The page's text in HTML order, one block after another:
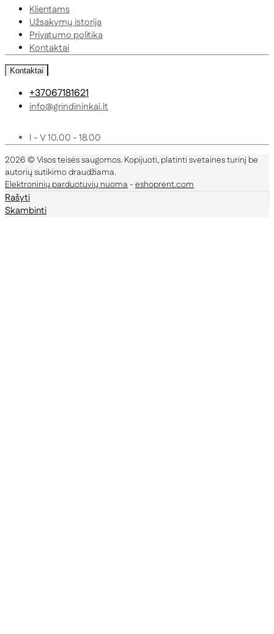
Klientams
Užsakymų istorija
Privatumo politika
Kontaktai
Kontaktai
+37067181621
info@grindininkai.lt
I - V 10.00 - 18.00
2026 © Visos teisės saugomos. Kopijuoti, platinti svetainės turinį be
autorių sutikimo draudžiama.
Elektroninių parduotuvių nuoma-eshoprent.com
Rašyti
Skambinti